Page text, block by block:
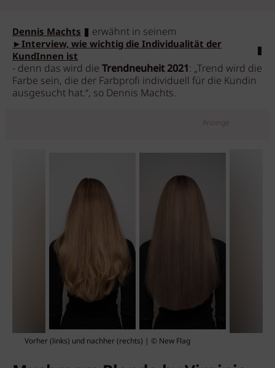
Dennis Machts erwähnt in seinem
►Interview, wie wichtig die Individualität der
KundInnen ist
- denn das wird die Trendneuheit 2021: „Trend wird die
Farbe sein, die der Farbprofi individuell für die Kundin
ausgesucht hat.“, so Dennis Machts.
Anzeige
Vorher (links) und nachher (rechts) | © New Flag